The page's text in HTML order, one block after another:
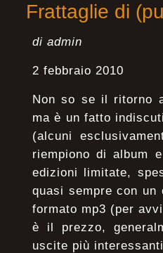
Frattaglie di
di admin
2 febbraio 2010
Non so se il ritorno
ma è un fatto
(alcuni
riempiono di album
edizioni limitate,
quasi sempre con
formato mp3 (per
è il prezzo,
uscite più